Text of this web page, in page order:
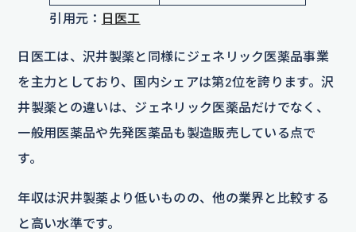
引用元： 日医工
日医工は、沢井製薬と同様にジェネリック医薬品事業
を主力としており、国内シェアは第2位を誇ります。沢
井製薬との違いは、ジェネリック医薬品だけでなく、
一般用医薬品や先発医薬品も製造販売している点で
す。
年収は沢井製薬より低いものの、他の業界と比較する
と高い水準です。